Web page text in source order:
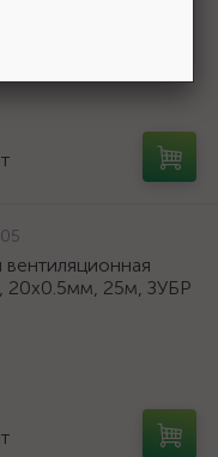
20х0.5мм, 25м, ЗУБР